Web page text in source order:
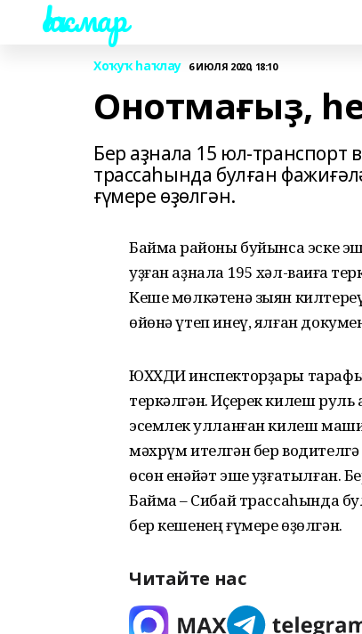
Һаҡмар
Хоҡуҡ һаҡлау 6 ИЮЛЯ 2020, 18:10
Онотмағыҙ,
Бер аҙнала 15 юл-транспорт
трассаһында булған
ғүмере өҙөлгән.
Баймаҡ районы буйынса эске
уҙған аҙнала 195 хәл-ваҡиға
Кеше мөлкәтенә зыян
өйөнә үтеп инеү, ялған
ЮХХДИ инспекторҙары
теркәлгән. Иҫерек килеш
эсемлек ҡулланған килеш
мәхрүм ителгән бер водителгә
өсөн енәйәт эше ҡуҙғатылған.
Баймаҡ – Сибай трассаһында
бер кешенең ғүмере өҙөлгән.
Читайте нас